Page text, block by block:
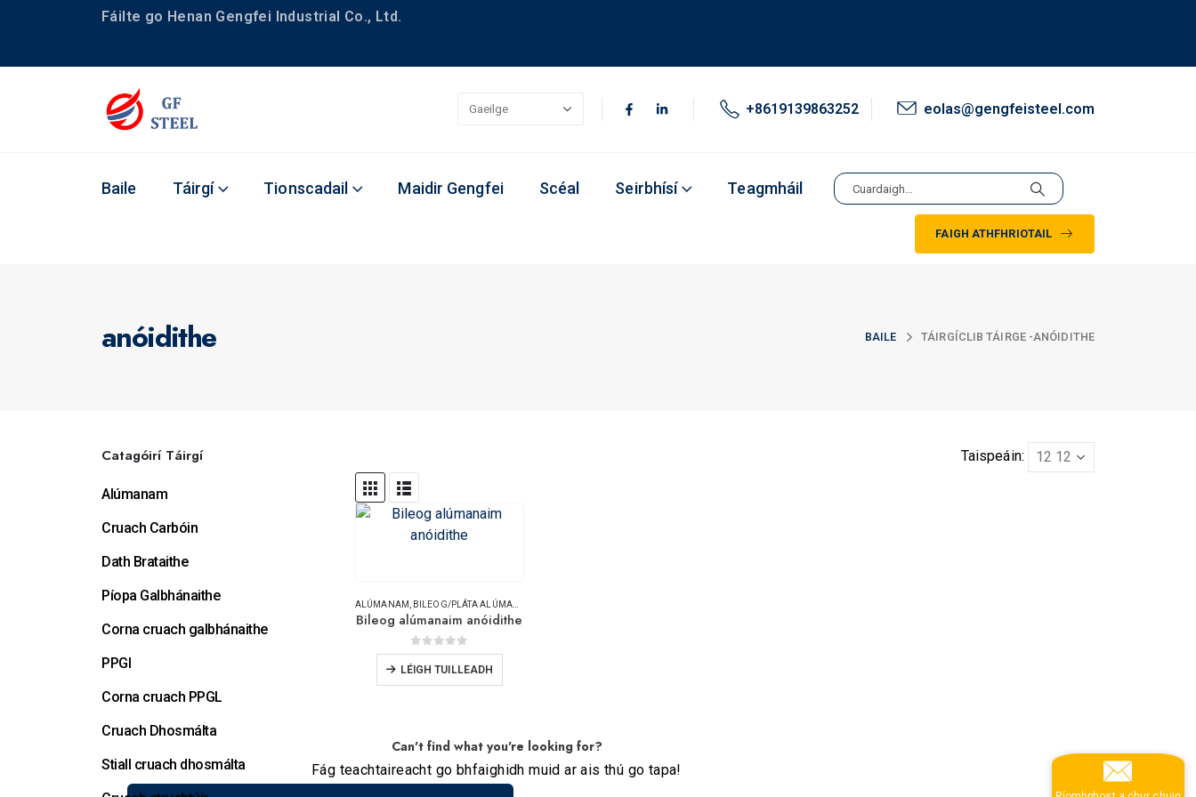
Fáilte go Henan Gengfei Industrial Co., Ltd.
+8619139863252 eolas@gengfeisteel.com
Baile Táirgí Tionscadail Maidir Gengfei Scéal Seirbhísí Teagmháil
FAIGH ATHFHRIOTAIL
anóidithe BAILE TÁIRGÍCLIB TÁIRGE -ANÓIDITHE
Taispeáin:
ALÚMANAM BILEOG/PLÁTA ALÚMANAIM
Bileog alúmanaim anóidithe
0As 5
LÉIGH TUILLEADH
Can't find what you're looking for?
Fág teachtaireacht go bhfaighidh muid ar ais thú go tapa!
Catagóirí Táirgí
Alúmanam
Cruach Carbóin
Dath Brataithe
Píopa Galbhánaithe
Corna cruach galbhánaithe
PPGI
Corna cruach PPGL
Cruach Dhosmálta
Stiall cruach dhosmálta